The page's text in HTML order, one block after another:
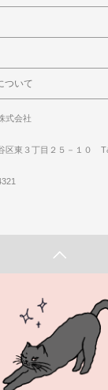
ついて
式会社
区東３丁目２５－１０